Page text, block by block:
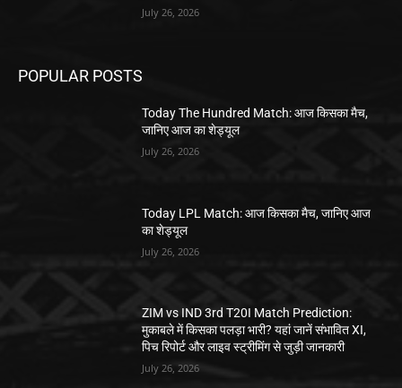
July 26, 2026
POPULAR POSTS
Today The Hundred Match: आज किसका मैच,
जानिए आज का शेड्यूल
July 26, 2026
Today LPL Match: आज किसका मैच, जानिए आज
का शेड्यूल
July 26, 2026
ZIM vs IND 3rd T20I Match Prediction:
मुकाबले में किसका पलड़ा भारी? यहां जानें संभावित XI,
पिच रिपोर्ट और लाइव स्ट्रीमिंग से जुड़ी जानकारी
July 26, 2026